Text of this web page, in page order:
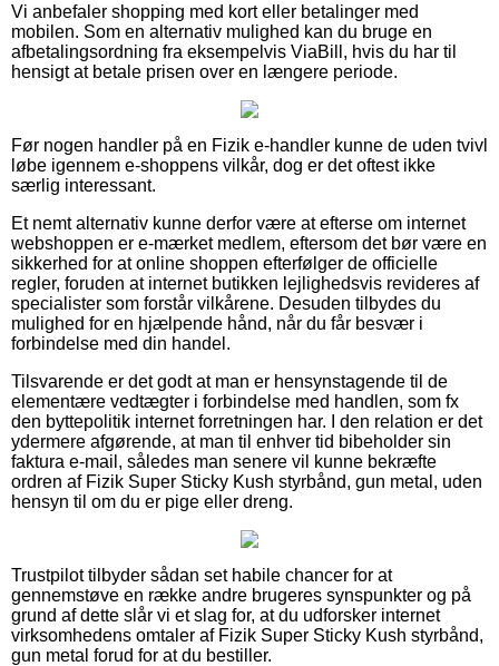
Vi anbefaler shopping med kort eller betalinger med
mobilen. Som en alternativ mulighed kan du bruge en
afbetalingsordning fra eksempelvis ViaBill, hvis du har til
hensigt at betale prisen over en længere periode.
Før nogen handler på en Fizik e-handler kunne de uden tvivl
løbe igennem e-shoppens vilkår, dog er det oftest ikke
særlig interessant.
Et nemt alternativ kunne derfor være at efterse om internet
webshoppen er e-mærket medlem, eftersom det bør være en
sikkerhed for at online shoppen efterfølger de officielle
regler, foruden at internet butikken lejlighedsvis revideres af
specialister som forstår vilkårene. Desuden tilbydes du
mulighed for en hjælpende hånd, når du får besvær i
forbindelse med din handel.
Tilsvarende er det godt at man er hensynstagende til de
elementære vedtægter i forbindelse med handlen, som fx
den byttepolitik internet forretningen har. I den relation er det
ydermere afgørende, at man til enhver tid bibeholder sin
faktura e-mail, således man senere vil kunne bekræfte
ordren af Fizik Super Sticky Kush styrbånd, gun metal, uden
hensyn til om du er pige eller dreng.
Trustpilot tilbyder sådan set habile chancer for at
gennemstøve en række andre brugeres synspunkter og på
grund af dette slår vi et slag for, at du udforsker internet
virksomhedens omtaler af Fizik Super Sticky Kush styrbånd,
gun metal forud for at du bestiller.